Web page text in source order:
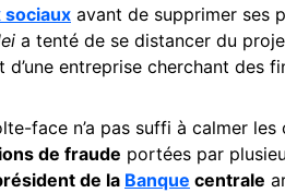
sociaux avant de supprimer ses
a tenté de se distancer du
d’une entreprise cherchant des
face n’a pas suffi à calmer les
de fraude portées par
de la Banque centrale